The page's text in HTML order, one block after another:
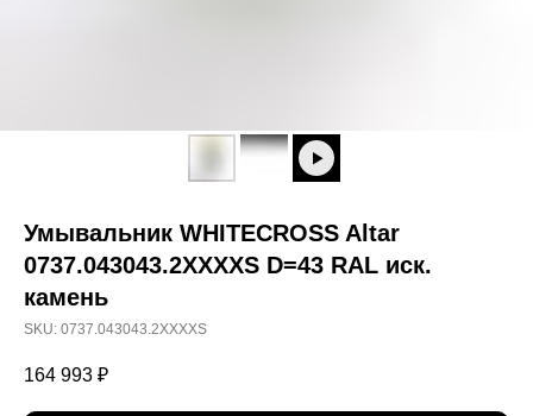
Умывальник WHITECROSS Altar
0737.043043.2XXXXS D=43 RAL иск.
камень
SKU: 0737.043043.2XXXXS
164 993 ₽